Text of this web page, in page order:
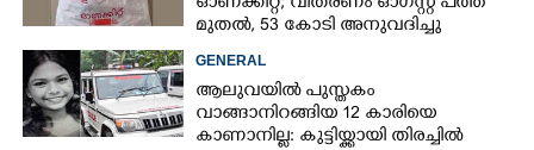
മുതൽ, 53 കോടി അനുവദിച്ചു
GENERAL
ആലുവയിൽ പുസ്തകം
വാങ്ങാനിറങ്ങിയ 12 കാരിയെ
കാണാനില്ല: കുട്ടിയ്ക്കായി തിരച്ചിൽ